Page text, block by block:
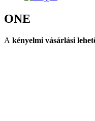
ONE
A kényelmi vásárlási